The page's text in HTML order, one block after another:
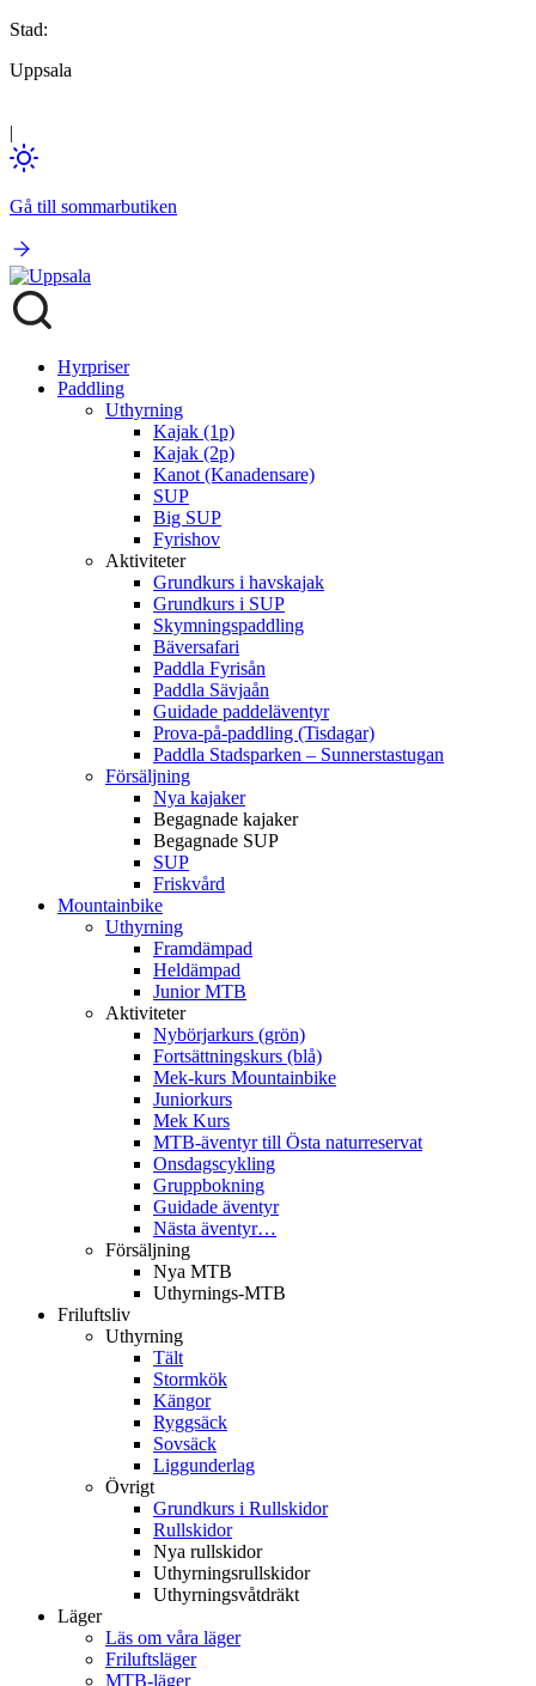
Stad:
Uppsala
|
Gå till sommarbutiken
Hyrpriser
Paddling
Uthyrning
Kajak (1p)
Kajak (2p)
Kanot (Kanadensare)
SUP
Big SUP
Fyrishov
Aktiviteter
Grundkurs i havskajak
Grundkurs i SUP
Skymningspaddling
Bäversafari
Paddla Fyrisån
Paddla Sävjaån
Guidade paddeläventyr
Prova-på-paddling (Tisdagar)
Paddla Stadsparken – Sunnerstastugan
Försäljning
Nya kajaker
Begagnade kajaker
Begagnade SUP
SUP
Friskvård
Mountainbike
Uthyrning
Framdämpad
Heldämpad
Junior MTB
Aktiviteter
Nybörjarkurs (grön)
Fortsättningskurs (blå)
Mek-kurs Mountainbike
Juniorkurs
Mek Kurs
MTB-äventyr till Östa naturreservat
Onsdagscykling
Gruppbokning
Guidade äventyr
Nästa äventyr…
Försäljning
Nya MTB
Uthyrnings-MTB
Friluftsliv
Uthyrning
Tält
Stormkök
Kängor
Ryggsäck
Sovsäck
Liggunderlag
Övrigt
Grundkurs i Rullskidor
Rullskidor
Nya rullskidor
Uthyrningsrullskidor
Uthyrningsvåtdräkt
Läger
Läs om våra läger
Friluftsläger
MTB-läger